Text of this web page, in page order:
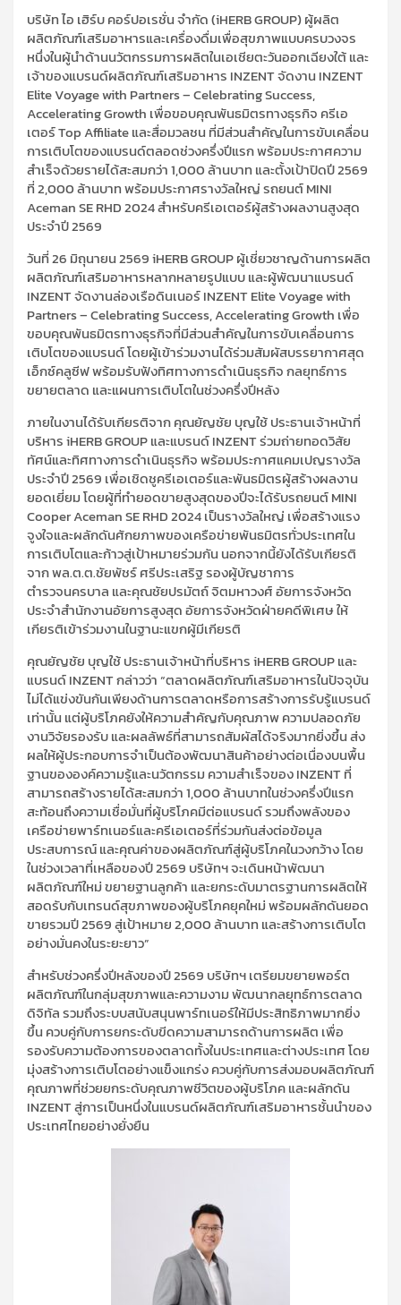
บริษัท ไอ เฮิร์บ คอร์ปอเรชั่น จำกัด (iHERB GROUP) ผู้ผลิต
ผลิตภัณฑ์เสริมอาหารและเครื่องดื่มเพื่อสุขภาพแบบครบวงจร
หนึ่งในผู้นำด้านนวัตกรรมการผลิตในเอเชียตะวันออกเฉียงใต้ และ
เจ้าของแบรนด์ผลิตภัณฑ์เสริมอาหาร INZENT จัดงาน INZENT
Elite Voyage with Partners – Celebrating Success,
Accelerating Growth เพื่อขอบคุณพันธมิตรทางธุรกิจ ครีเอ
เตอร์ Top Affiliate และสื่อมวลชน ที่มีส่วนสำคัญในการขับเคลื่อน
การเติบโตของแบรนด์ตลอดช่วงครึ่งปีแรก พร้อมประกาศความ
สำเร็จด้วยรายได้สะสมกว่า 1,000 ล้านบาท และตั้งเป้าปิดปี 2569
ที่ 2,000 ล้านบาท พร้อมประกาศรางวัลใหญ่ รถยนต์ MINI
Aceman SE RHD 2024 สำหรับครีเอเตอร์ผู้สร้างผลงานสูงสุด
ประจำปี 2569
วันที่ 26 มิถุนายน 2569 iHERB GROUP ผู้เชี่ยวชาญด้านการผลิต
ผลิตภัณฑ์เสริมอาหารหลากหลายรูปแบบ และผู้พัฒนาแบรนด์
INZENT จัดงานล่องเรือดินเนอร์ INZENT Elite Voyage with
Partners – Celebrating Success, Accelerating Growth เพื่อ
ขอบคุณพันธมิตรทางธุรกิจที่มีส่วนสำคัญในการขับเคลื่อนการ
เติบโตของแบรนด์ โดยผู้เข้าร่วมงานได้ร่วมสัมผัสบรรยากาศสุด
เอ็กซ์คลูซีฟ พร้อมรับฟังทิศทางการดำเนินธุรกิจ กลยุทธ์การ
ขยายตลาด และแผนการเติบโตในช่วงครึ่งปีหลัง
ภายในงานได้รับเกียรติจาก คุณยัญชัย บุญใช้ ประธานเจ้าหน้าที่
บริหาร iHERB GROUP และแบรนด์ INZENT ร่วมถ่ายทอดวิสัย
ทัศน์และทิศทางการดำเนินธุรกิจ พร้อมประกาศแคมเปญรางวัล
ประจำปี 2569 เพื่อเชิดชูครีเอเตอร์และพันธมิตรผู้สร้างผลงาน
ยอดเยี่ยม โดยผู้ที่ทำยอดขายสูงสุดของปีจะได้รับรถยนต์ MINI
Cooper Aceman SE RHD 2024 เป็นรางวัลใหญ่ เพื่อสร้างแรง
จูงใจและผลักดันศักยภาพของเครือข่ายพันธมิตรทั่วประเทศใน
การเติบโตและก้าวสู่เป้าหมายร่วมกัน นอกจากนี้ยังได้รับเกียรติ
จาก พล.ต.ต.ชัยพัชร์ ศรีประเสริฐ รองผู้บัญชาการ
ตำรวจนครบาล และคุณชัยปรมัตถ์ จิตมหาวงศ์ อัยการจังหวัด
ประจำสำนักงานอัยการสูงสุด อัยการจังหวัดฝ่ายคดีพิเศษ ให้
เกียรติเข้าร่วมงานในฐานะแขกผู้มีเกียรติ
คุณยัญชัย บุญใช้ ประธานเจ้าหน้าที่บริหาร iHERB GROUP และ
แบรนด์ INZENT กล่าวว่า “ตลาดผลิตภัณฑ์เสริมอาหารในปัจจุบัน
ไม่ได้แข่งขันกันเพียงด้านการตลาดหรือการสร้างการรับรู้แบรนด์
เท่านั้น แต่ผู้บริโภคยังให้ความสำคัญกับคุณภาพ ความปลอดภัย
งานวิจัยรองรับ และผลลัพธ์ที่สามารถสัมผัสได้จริงมากยิ่งขึ้น ส่ง
ผลให้ผู้ประกอบการจำเป็นต้องพัฒนาสินค้าอย่างต่อเนื่องบนพื้น
ฐานขององค์ความรู้และนวัตกรรม ความสำเร็จของ INZENT ที่
สามารถสร้างรายได้สะสมกว่า 1,000 ล้านบาทในช่วงครึ่งปีแรก
สะท้อนถึงความเชื่อมั่นที่ผู้บริโภคมีต่อแบรนด์ รวมถึงพลังของ
เครือข่ายพาร์ทเนอร์และครีเอเตอร์ที่ร่วมกันส่งต่อข้อมูล
ประสบการณ์ และคุณค่าของผลิตภัณฑ์สู่ผู้บริโภคในวงกว้าง โดย
ในช่วงเวลาที่เหลือของปี 2569 บริษัทฯ จะเดินหน้าพัฒนา
ผลิตภัณฑ์ใหม่ ขยายฐานลูกค้า และยกระดับมาตรฐานการผลิตให้
สอดรับกับเทรนด์สุขภาพของผู้บริโภคยุคใหม่ พร้อมผลักดันยอด
ขายรวมปี 2569 สู่เป้าหมาย 2,000 ล้านบาท และสร้างการเติบโต
อย่างมั่นคงในระยะยาว”
สำหรับช่วงครึ่งปีหลังของปี 2569 บริษัทฯ เตรียมขยายพอร์ต
ผลิตภัณฑ์ในกลุ่มสุขภาพและความงาม พัฒนากลยุทธ์การตลาด
ดิจิทัล รวมถึงระบบสนับสนุนพาร์ทเนอร์ให้มีประสิทธิภาพมากยิ่ง
ขึ้น ควบคู่กับการยกระดับขีดความสามารถด้านการผลิต เพื่อ
รองรับความต้องการของตลาดทั้งในประเทศและต่างประเทศ โดย
มุ่งสร้างการเติบโตอย่างแข็งแกร่ง ควบคู่กับการส่งมอบผลิตภัณฑ์
คุณภาพที่ช่วยยกระดับคุณภาพชีวิตของผู้บริโภค และผลักดัน
INZENT สู่การเป็นหนึ่งในแบรนด์ผลิตภัณฑ์เสริมอาหารชั้นนำของ
ประเทศไทยอย่างยั่งยืน